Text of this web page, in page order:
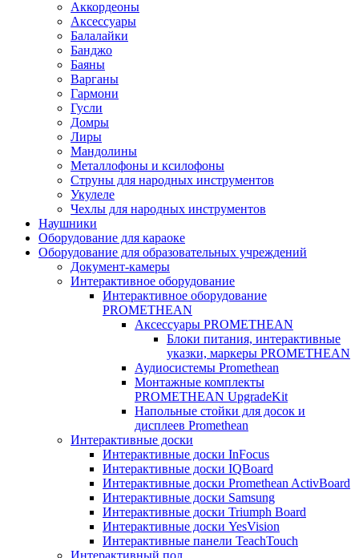
Аккордеоны
Аксессуары
Балалайки
Банджо
Баяны
Варганы
Гармони
Гусли
Домры
Лиры
Мандолины
Металлофоны и ксилофоны
Струны для народных инструментов
Укулеле
Чехлы для народных инструментов
Наушники
Оборудование для караоке
Оборудование для образовательных учреждений
Документ-камеры
Интерактивное оборудование
Интерактивное оборудование
PROMETHEAN
Аксессуары PROMETHEAN
Блоки питания, интерактивные
указки, маркеры PROMETHEAN
Аудиосистемы Promethean
Монтажные комплекты
PROMETHEAN UpgradeKit
Напольные стойки для досок и
дисплеев Promethean
Интерактивные доски
Интерактивные доски InFocus
Интерактивные доски IQBoard
Интерактивные доски Promethean ActivBoard
Интерактивные доски Samsung
Интерактивные доски Triumph Board
Интерактивные доски YesVision
Интерактивные панели TeachTouch
Интерактивный пол